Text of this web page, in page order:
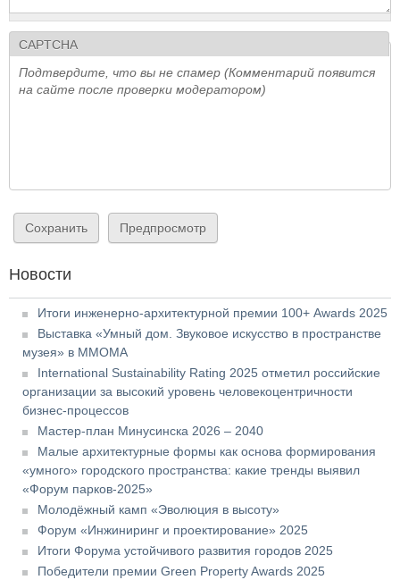
CAPTCHA
Подтвердите, что вы не спамер (Комментарий появится
на сайте после проверки модератором)
Новости
Итоги инженерно-архитектурной премии 100+ Awards 2025
Выставка «Умный дом. Звуковое искусство в пространстве
музея» в ММОМА
International Sustainability Rating 2025 отметил российские
организации за высокий уровень человекоцентричности
бизнес-процессов
Мастер-план Минусинска 2026 – 2040
Малые архитектурные формы как основа формирования
«умного» городского пространства: какие тренды выявил
«Форум парков-2025»
Молодёжный камп «Эволюция в высоту»
Форум «Инжиниринг и проектирование» 2025
Итоги Форума устойчивого развития городов 2025
Победители премии Green Property Awards 2025